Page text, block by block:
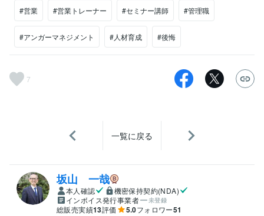
#営業 #営業トレーナー #セミナー講師 #管理職
#アンガーマネジメント #人材育成 #後悔
7
一覧に戻る
坂山 一哉
本人確認
機密保持契約(NDA)
インボイス発行事業者
未登録
総販売実績13評価 5.0フォロワー51